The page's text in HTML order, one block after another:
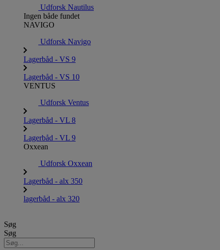
Udforsk Nautilus
Ingen både fundet
NAVIGO
Udforsk Navigo
Lagerbåd - VS 9
Lagerbåd - VS 10
VENTUS
Udforsk Ventus
Lagerbåd - VL 8
Lagerbåd - VL 9
Oxxean
Udforsk Oxxean
Lagerbåd - alx 350
lagerbåd - alx 320
Søg
Søg